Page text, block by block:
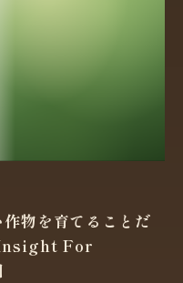
作物を育てることだ
For